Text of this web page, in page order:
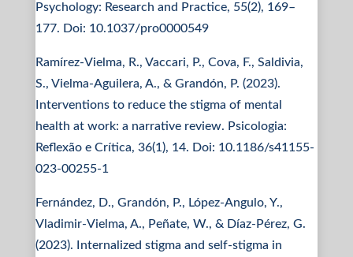
Psychology: Research and Practice, 55(2), 169–
177. Doi: 10.1037/pro0000549
Ramírez-Vielma, R., Vaccari, P., Cova, F., Saldivia,
S., Vielma-Aguilera, A., & Grandón, P. (2023).
Interventions to reduce the stigma of mental
health at work: a narrative review. Psicologia:
Reflexão e Crítica, 36(1), 14. Doi: 10.1186/s41155-
023-00255-1
Fernández, D., Grandón, P., López-Angulo, Y.,
Vladimir-Vielma, A., Peñate, W., & Díaz-Pérez, G.
(2023). Internalized stigma and self-stigma in